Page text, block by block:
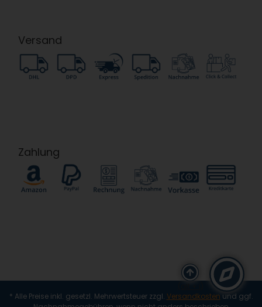
Versand
Zahlung
* Alle Preise inkl. gesetzl. Mehrwertsteuer zzgl. Versandkosten und ggf.